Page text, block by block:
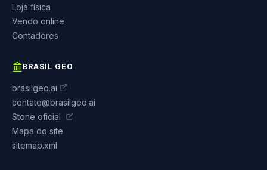
Loja física
Vendo online
Contadores
BRASIL GEO
brasilgeo.ai
contato@brasilgeo.ai
Stone oficial
Mapa do site
sitemap.xml